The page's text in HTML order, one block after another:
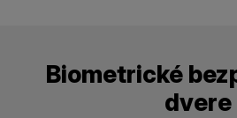
Biometrické
dvere